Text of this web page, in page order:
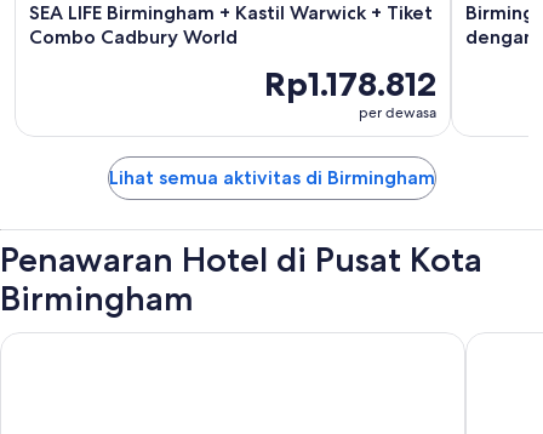
SEA LIFE Birmingham + Kastil Warwick + Tiket
Combo Cadbury World
Rp1.178.812
per dewasa
dengan
Lihat semua aktivitas di Birmingham
Penawaran Hotel di Pusat Kota
Birmingham
Holiday Inn Express Birmingham - City Centre by IHG